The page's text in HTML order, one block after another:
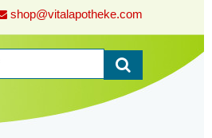
shop@vitalapotheke.com